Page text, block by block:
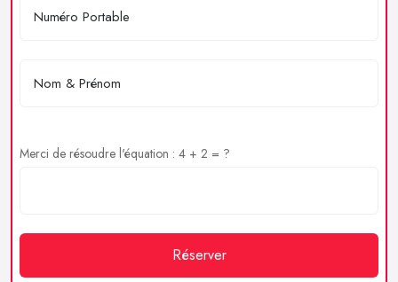
Merci de résoudre l'équation : 4 + 2 = ?
Réserver